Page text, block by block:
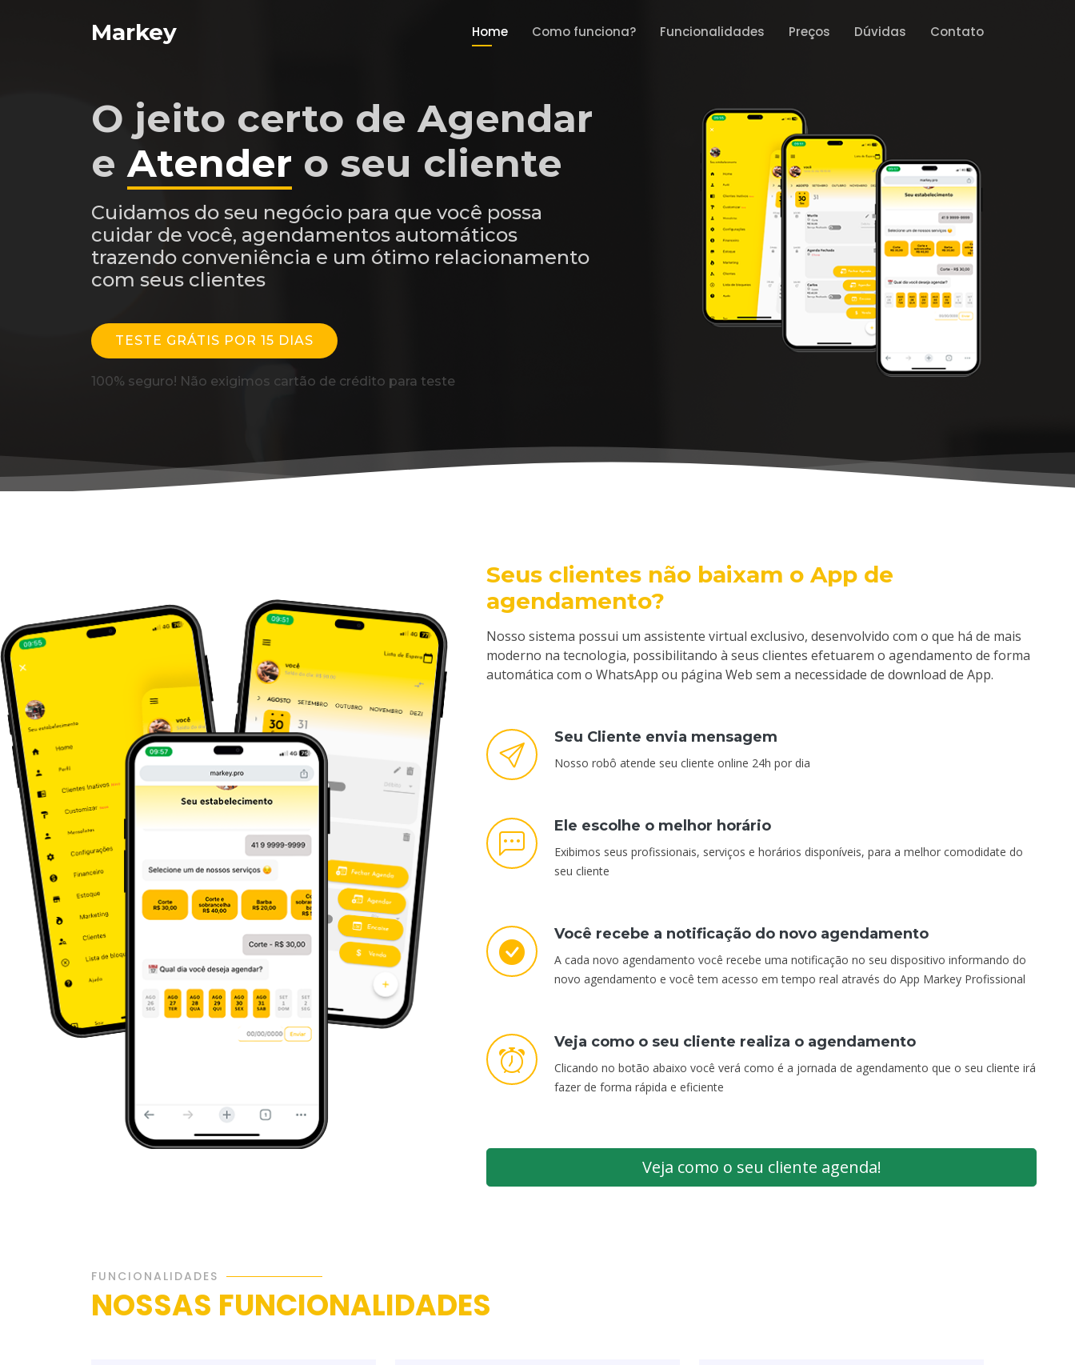
Markey Home Como funciona? Funcionalidades Preços Dúvidas Contato
O jeito certo de Agendar
eAtender o seu cliente
Cuidamos do seu negócio para que você possa
cuidar de você, agendamentos automáticos
trazendo conveniência e um ótimo relacionamento
com seus clientes
TESTE GRÁTIS POR 15 DIAS
100% seguro! Não exigimos cartão de crédito para teste
Seus clientes não baixam o App de
agendamento?
Nosso sistema possui um assistente virtual exclusivo, desenvolvido com o que há de mais
moderno na tecnologia, possibilitando à seus clientes efetuarem o agendamento de forma
automática com o WhatsApp ou página Web sem a necessidade de download de App.
Seu Cliente envia mensagem
Nosso robô atende seu cliente online 24h por dia
Ele escolhe o melhor horário
Exibimos seus profissionais, serviços e horários disponíveis, para a melhor comodidate do
seu cliente
Você recebe a notificação do novo agendamento
A cada novo agendamento você recebe uma notificação no seu dispositivo informando do
novo agendamento e você tem acesso em tempo real através do App Markey Profissional
Veja como o seu cliente realiza o agendamento
Clicando no botão abaixo você verá como é a jornada de agendamento que o seu cliente irá
fazer de forma rápida e eficiente
Veja como o seu cliente agenda!
FUNCIONALIDADES
NOSSAS FUNCIONALIDADES